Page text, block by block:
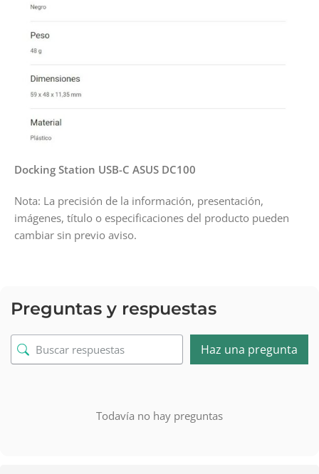
Docking Station USB-C ASUS DC100
Nota: La precisión de la información, presentación,
imágenes, título o especificaciones del producto pueden
cambiar sin previo aviso.
Preguntas y respuestas
Haz una pregunta
Todavía no hay preguntas